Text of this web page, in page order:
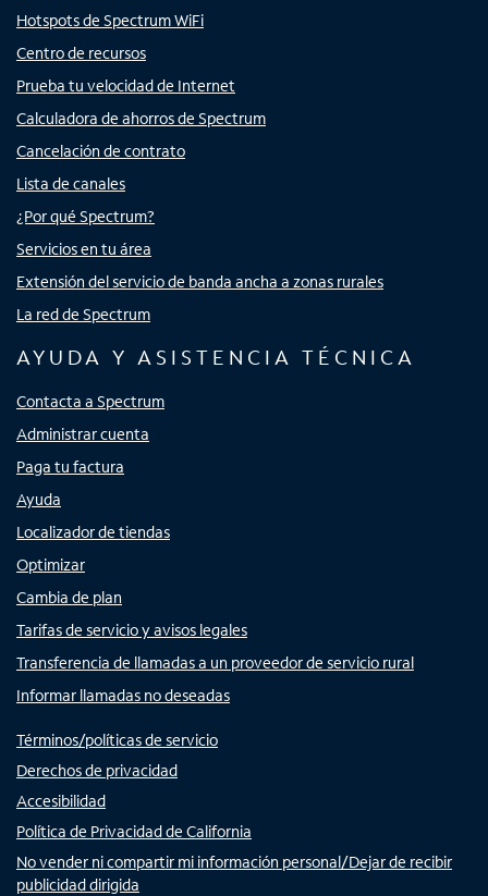
Hotspots de Spectrum WiFi
Centro de recursos
Prueba tu velocidad de Internet
Calculadora de ahorros de Spectrum
Cancelación de contrato
Lista de canales
¿Por qué Spectrum?
Servicios en tu área
Extensión del servicio de banda ancha a zonas rurales
La red de Spectrum
AYUDA Y ASISTENCIA TÉCNICA
Contacta a Spectrum
Administrar cuenta
Paga tu factura
Ayuda
Localizador de tiendas
Optimizar
Cambia de plan
Tarifas de servicio y avisos legales
Transferencia de llamadas a un proveedor de servicio rural
Informar llamadas no deseadas
Términos/políticas de servicio
Derechos de privacidad
Accesibilidad
Política de Privacidad de California
No vender ni compartir mi información personal/Dejar de recibir
publicidad dirigida